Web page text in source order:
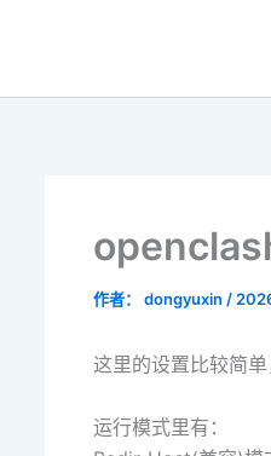
作者： dongyuxin /
这里的设置比较简
运行模式里有：